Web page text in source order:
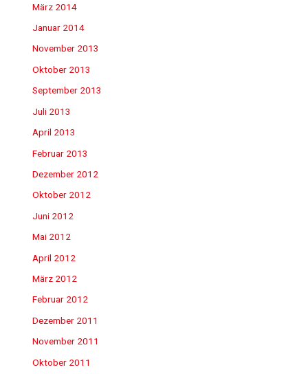
März 2014
Januar 2014
November 2013
Oktober 2013
September 2013
Juli 2013
April 2013
Februar 2013
Dezember 2012
Oktober 2012
Juni 2012
Mai 2012
April 2012
März 2012
Februar 2012
Dezember 2011
November 2011
Oktober 2011